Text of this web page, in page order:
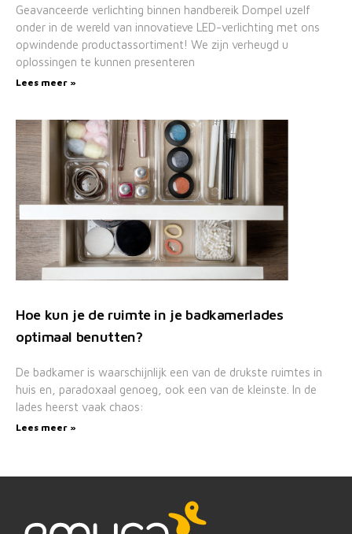
Geavanceerde verlichting binnen handbereik Dompel uzelf
onder in de wereld van innovatieve LED-verlichting met ons
opwindende productassortiment! We zijn verheugd u
oplossingen te kunnen presenteren
Lees meer »
Hoe kun je de ruimte in je badkamerlades
optimaal benutten?
De badkamer is waarschijnlijk een van de drukste ruimtes in
huis en, paradoxaal genoeg, ook een van de kleinste. In de
lades heerst vaak chaos:
Lees meer »